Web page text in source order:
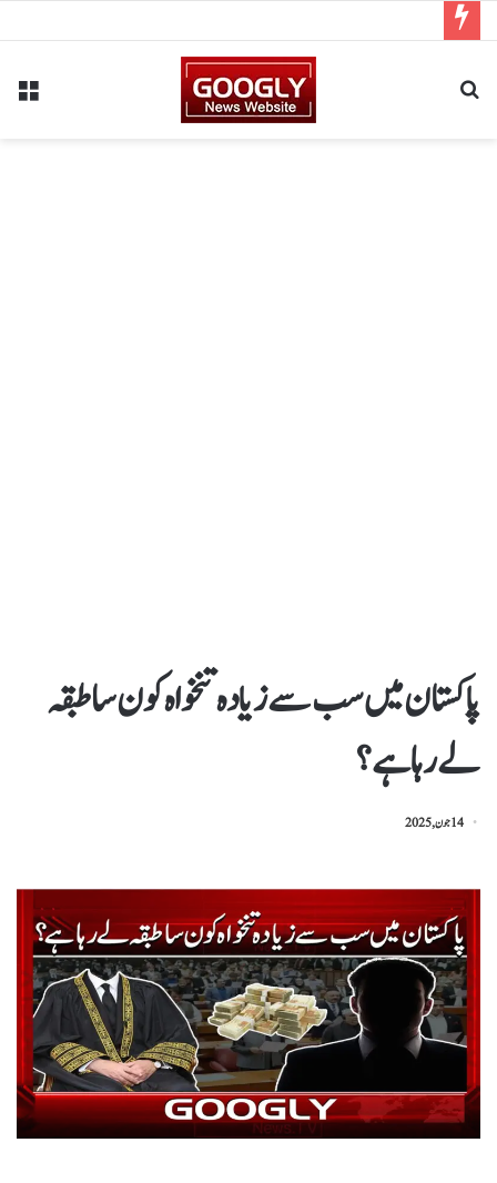
پاکستان میں سب سے زیادہ تنخواہ کون سا طبقہ
لے رہا ہے؟
14 جون, 2025